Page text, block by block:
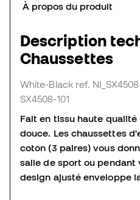
À propos du produit
Description
Chaussettes
White-Black ref.
SX4508-101
Fait en tissu haute
douce. Les chaussettes
coton (3 paires) vous
salle de sport ou pendant
design ajusté enveloppe